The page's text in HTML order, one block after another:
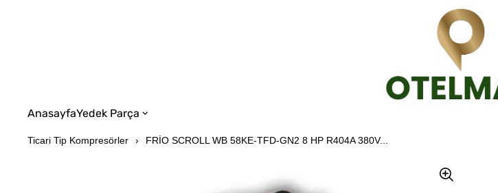
AnasayfaYedek Parça
Ticari Tip Kompresörler FRİO SCROLL WB 58KE-TFD-GN2 8 HP R404A 380V...